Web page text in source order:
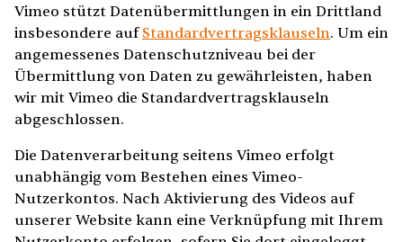
Vimeo stützt Datenübermittlungen in ein Drittland
insbesondere auf Standardvertragsklauseln. Um ein
angemessenes Datenschutzniveau bei der
Übermittlung von Daten zu gewährleisten, haben
wir mit Vimeo die Standardvertragsklauseln
abgeschlossen.
Die Datenverarbeitung seitens Vimeo erfolgt
unabhängig vom Bestehen eines Vimeo-
Nutzerkontos. Nach Aktivierung des Videos auf
unserer Website kann eine Verknüpfung mit Ihrem